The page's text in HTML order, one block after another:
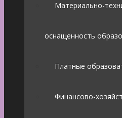
Материально-
оснащенность
Платные
Финансово-